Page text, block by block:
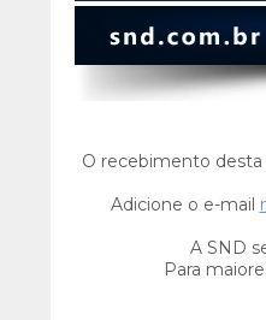
O recebimento
Adicione o e-mail
A SND
Para